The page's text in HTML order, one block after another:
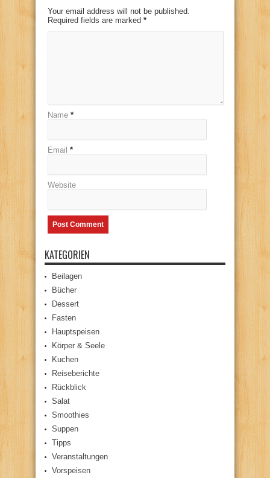
Your email address will not be published.
Required fields are marked *
Name *
Email *
Website
KATEGORIEN
Beilagen
Bücher
Dessert
Fasten
Hauptspeisen
Körper & Seele
Kuchen
Reiseberichte
Rückblick
Salat
Smoothies
Suppen
Tipps
Veranstaltungen
Vorspeisen